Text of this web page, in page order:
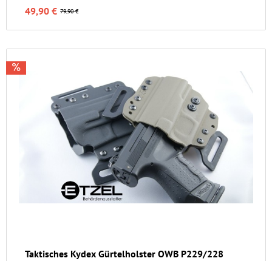
79,90 €
49,90 €
Taktisches Kydex Gürtelholster OWB P229/228